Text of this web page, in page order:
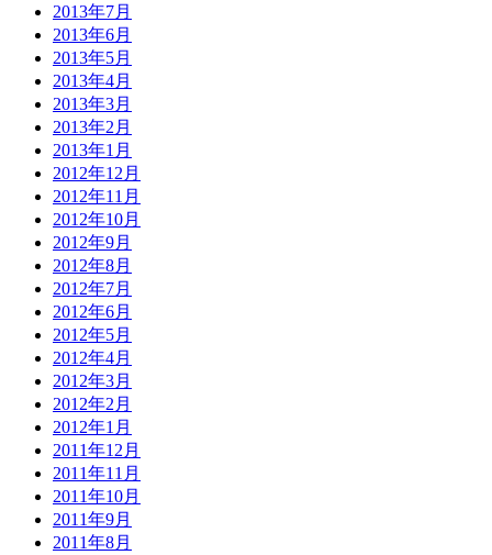
2013年7月
2013年6月
2013年5月
2013年4月
2013年3月
2013年2月
2013年1月
2012年12月
2012年11月
2012年10月
2012年9月
2012年8月
2012年7月
2012年6月
2012年5月
2012年4月
2012年3月
2012年2月
2012年1月
2011年12月
2011年11月
2011年10月
2011年9月
2011年8月